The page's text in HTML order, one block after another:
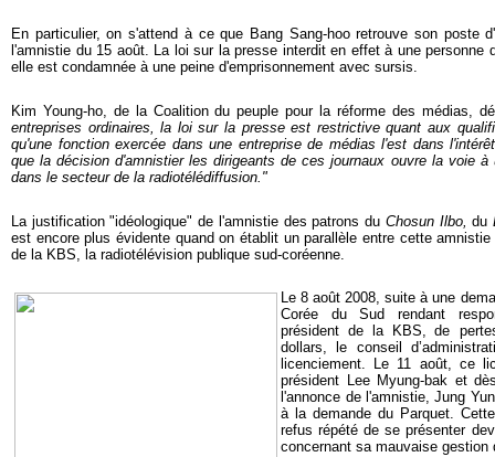
En particulier, on s'attend à ce que Bang Sang-hoo retrouve son poste
l'amnistie du 15 août. La loi sur la presse interdit en effet à une personne
elle est condamnée à une peine d'emprisonnement avec sursis.
Kim Young-ho, de la Coalition du peuple pour la réforme des médias,
entreprises ordinaires, la loi sur la presse est restrictive quant aux
qu'une fonction exercée dans une entreprise de médias l'est dans
que la décision d'amnistier les dirigeants de ces journaux ouvre la voie à
dans le secteur de la radiotélédiffusion."
La justification "idéologique" de l'amnistie des patrons du Chosun Ilbo,du
est encore plus évidente quand on établit un parallèle entre cette
de la KBS, la radiotélévision publique sud-coréenne.
Le 8 août 2008, suite à une
Corée du Sud rendant
président de la KBS, de
dollars, le conseil
licenciement. Le 11 août, ce
président Lee Myung-bak et
l'annonce de l'amnistie, Jung
à la demande du Parquet.
refus répété de se présenter
concernant sa mauvaise gestion